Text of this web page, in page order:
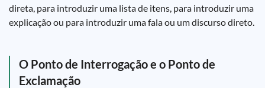
direta, para introduzir uma lista de itens, para introduzir uma
explicação ou para introduzir uma fala ou um discurso direto.
O Ponto de Interrogação e o Ponto de
Exclamação